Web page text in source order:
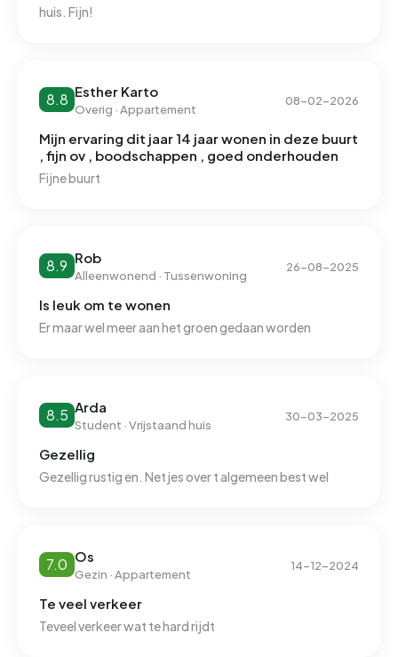
landelijke gemiddelde van 2.810 kWh. Met een jaarlijkse
huis. Fijn!
8.8 Esther Karto
Overig · Appartement
08-02-2026
Mijn ervaring dit jaar 14 jaar wonen in deze buurt
, fijn ov , boodschappen , goed onderhouden
Fijne buurt
8.9 Rob
Alleenwonend · Tussenwoning
26-08-2025
Is leuk om te wonen
Er maar wel meer aan het groen gedaan worden
8.5 Arda
Student · Vrijstaand huis
30-03-2025
Gezellig
Gezellig rustig en. Netjes over t algemeen best wel
7.0 Os
Gezin · Appartement
14-12-2024
Te veel verkeer
Teveel verkeer wat te hard rijdt